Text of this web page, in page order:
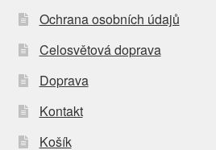
Ochrana osobních údajů
Celosvětová doprava
Doprava
Kontakt
Košík